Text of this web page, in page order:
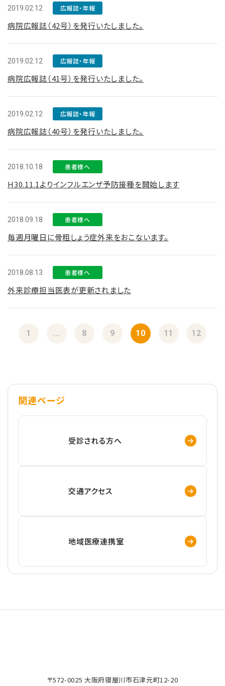
2019.02.12 広報誌・年報
病院広報誌（42号）を発行いたしました。
2019.02.12 広報誌・年報
病院広報誌（41号）を発行いたしました。
2019.02.12 広報誌・年報
病院広報誌（40号）を発行いたしました。
2018.10.18 患者様へ
H30.11.1よりインフルエンザ予防接種を開始します
2018.09.18 患者様へ
毎週月曜日に骨粗しょう症外来をおこないます。
2018.08.13 患者様へ
外来診療担当医表が更新されました
1 ... 8 9 10 11 12
関連ページ
受診される方へ
交通アクセス
地域医療連携室
〒572-0025 大阪府寝屋川市石津元町12-20